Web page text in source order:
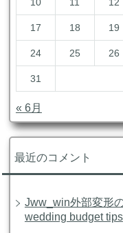
10 11 12
17 18 19
24 25 26
31
« 6月
最近のコメント
Jww_win外部変形
wedding budget tips